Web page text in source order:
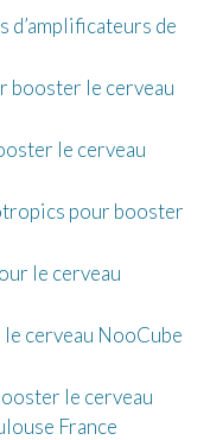
d’amplificateurs de
booster le cerveau
le cerveau
pour booster
le cerveau
cerveau NooCube
le cerveau
France